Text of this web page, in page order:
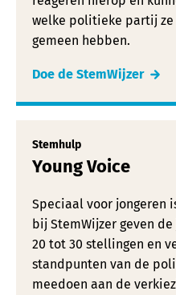
welke politieke partij
gemeen hebben.
Doe de StemWijzer
Stemhulp
Young Voice
Speciaal voor jongeren
bij StemWijzer geven
20 tot 30 stellingen en
standpunten van de
meedoen aan de